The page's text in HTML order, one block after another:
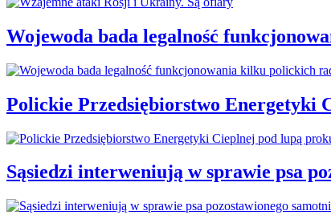
Wojewoda bada legalność
Polickie Przedsiębiorstwo Energetyki
Sąsiedzi interweniują w sprawie psa